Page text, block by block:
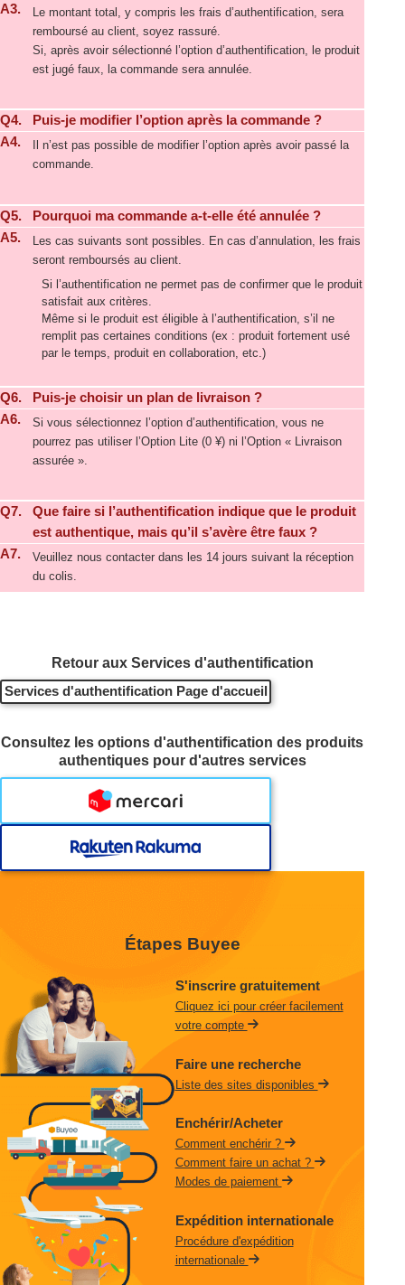
A3.
Le montant total, y compris les frais d’authentification, sera
remboursé au client, soyez rassuré.
Si, après avoir sélectionné l’option d’authentification, le produit
est jugé faux, la commande sera annulée.
Q4.
Puis-je modifier l’option après la commande ?
A4.
Il n’est pas possible de modifier l’option après avoir passé la
commande.
Q5.
Pourquoi ma commande a-t-elle été annulée ?
A5.
Les cas suivants sont possibles. En cas d’annulation, les frais
seront remboursés au client.
Si l’authentification ne permet pas de confirmer que le produit
satisfait aux critères.
Même si le produit est éligible à l’authentification, s’il ne
remplit pas certaines conditions (ex : produit fortement usé
par le temps, produit en collaboration, etc.)
Q6.
Puis-je choisir un plan de livraison ?
A6.
Si vous sélectionnez l’option d’authentification, vous ne
pourrez pas utiliser l’Option Lite (0 ¥) ni l’Option « Livraison
assurée ».
Q7.
Que faire si l’authentification indique que le produit
est authentique, mais qu’il s’avère être faux ?
A7.
Veuillez nous contacter dans les 14 jours suivant la réception
du colis.
Retour aux Services d'authentification
Services d'authentification Page d'accueil
Consultez les options d'authentification des produits
authentiques pour d'autres services
Étapes Buyee
S'inscrire gratuitement
Cliquez ici pour créer facilement
votre compte
Faire une recherche
Liste des sites disponibles
Enchérir/Acheter
Comment enchérir ?
Comment faire un achat ?
Modes de paiement
Expédition internationale
Procédure d'expédition
internationale